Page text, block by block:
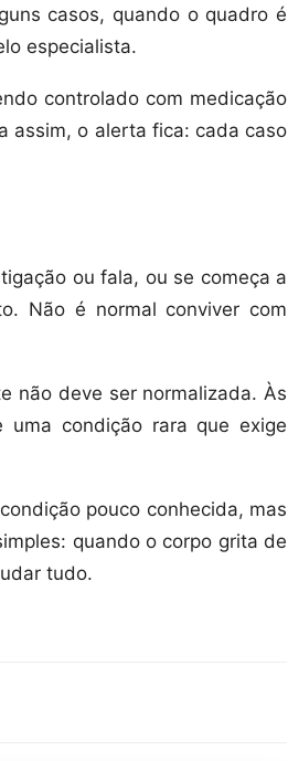
casos, quando o quadro é
especialista.
controlado com medicação
assim, o alerta fica: cada caso
ou fala, ou se começa a
Não é normal conviver com
não deve ser normalizada. Às
uma condição rara que exige
pouco conhecida, mas
quando o corpo grita de
tudo.